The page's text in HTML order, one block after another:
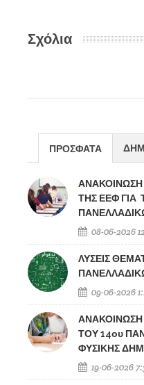
Σχόλια
ΠΡΟΣΦΑΤΑ
ΑΝΑΚΟΙΝΩΣΗ
ΤΗΣ ΕΕΦ ΓΙΑ
08-06-2026
ΛΥΣΕΙΣ
09-06-2026
ΤΟΥ 14ου
ΦΥΣΙΚΗΣ
19-06-2026